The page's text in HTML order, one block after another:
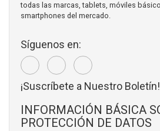
todas las marcas, tablets, móviles
smartphones del mercado.
Síguenos en:
¡Suscríbete a Nuestro Boletín!
INFORMACIÓN BÁSICA
PROTECCIÓN DE DATOS